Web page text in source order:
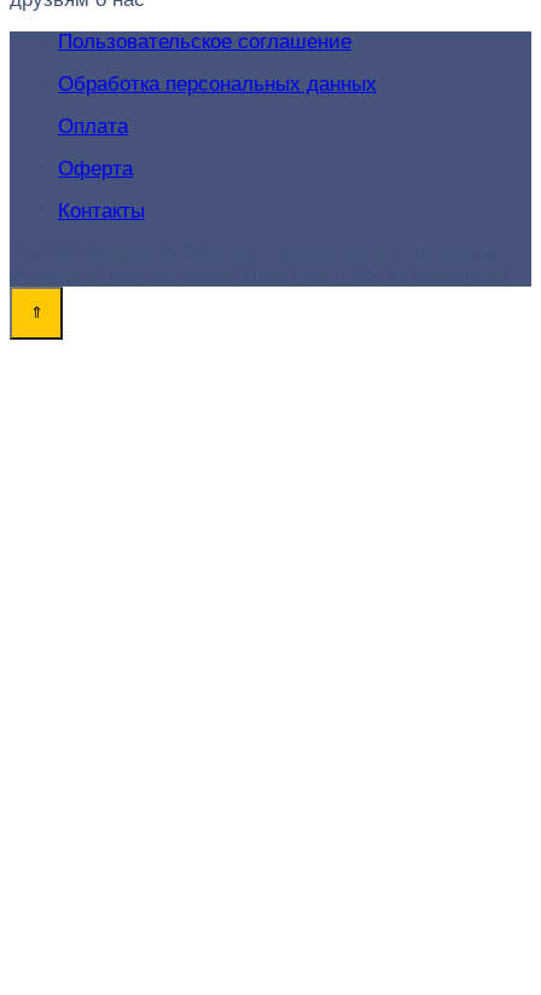
Пользовательское соглашение
Обработка персональных данных
Оплата
Оферта
Контакты